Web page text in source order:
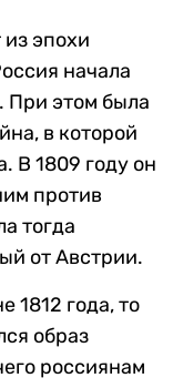
эпохи
начала
При этом была
в которой
В 1809 году он
против
тогда
от Австрии.
1812 года, то
образ
россиянам